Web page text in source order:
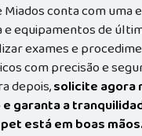
Miados conta com uma
e equipamentos de
exames e
com precisão e
depois,solicite agora
garanta a
está em boas